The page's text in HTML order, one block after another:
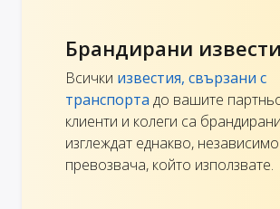
Брандирани
Всички известия, свързани с
транспорта до вашите
клиенти и колеги са
изглеждат еднакво,
превозвача, който използвате.